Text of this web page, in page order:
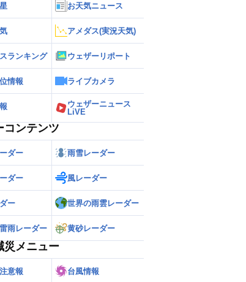
お天気ニュース
アメダス(実況天気)
ランキング ウェザーリポート
情報 ライブカメラ
ウェザーニュース
LiVE
コンテンツ
ダー 雨雪レーダー
ダー 風レーダー
ー 世界の雨雲レーダー
雨レーダー 黄砂レーダー
災メニュー
意報 台風情報